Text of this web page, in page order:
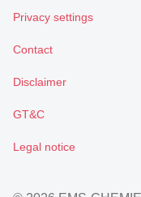
Privacy settings
Contact
Disclaimer
GT&C
Legal notice